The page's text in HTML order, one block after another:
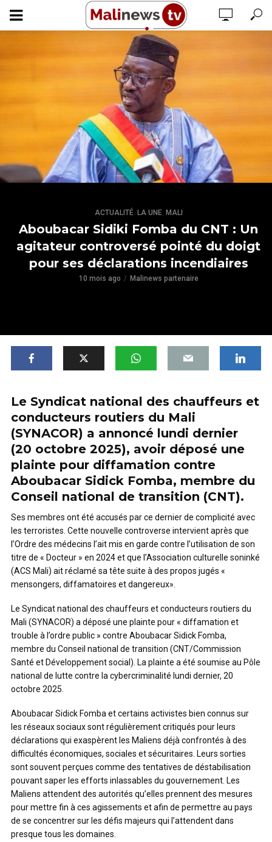
ACTUALITÉ, LA UNE, MALI
Aboubacar Sidiki Fomba du CNT : Un
agitateur controversé pointé du doigt
pour ses déclarations incendiaires
10 mois ago Malinews partenaire
Le Syndicat national des chauffeurs et
conducteurs routiers du Mali
(SYNACOR) a annoncé lundi dernier
(20 octobre 2025), avoir déposé une
plainte pour diffamation contre
Aboubacar Sidick Fomba, membre du
Conseil national de transition (CNT).
Ses membres ont été accusés par ce dernier de complicité avec
les terroristes. Cette nouvelle controverse intervient après que
l’Ordre des médecins l’ait mis en garde contre l’utilisation de son
titre de « Docteur » en 2024 et que l’Association culturelle soninké
(ACS Mali) ait réclamé sa tête suite à des propos jugés «
mensongers, diffamatoires et dangereux».
Le Syndicat national des chauffeurs et conducteurs routiers du
Mali (SYNACOR) a déposé une plainte pour « diffamation et
trouble à l’ordre public » contre Aboubacar Sidick Fomba,
membre du Conseil national de transition (CNT/Commission
Santé et Développement social). La plainte a été soumise au Pôle
national de lutte contre la cybercriminalité lundi dernier, 20
octobre 2025.
Aboubacar Sidick Fomba et certains activistes bien connus sur
les réseaux sociaux sont régulièrement critiqués pour leurs
déclarations qui exaspèrent les Maliens déjà confrontés à des
difficultés économiques, sociales et sécuritaires. Leurs sorties
sont souvent perçues comme des tentatives de déstabilisation
pouvant saper les efforts inlassables du gouvernement. Les
Maliens attendent des autorités qu’elles prennent des mesures
pour mettre fin à ces agissements et afin de permettre au pays
de se concentrer sur les défis majeurs qui l’attendent dans
presque tous les domaines.